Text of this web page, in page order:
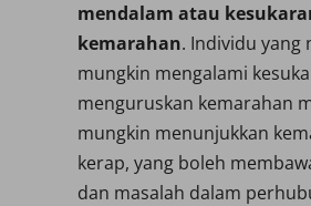
mendalam atau
kemarahan. Individu yang
mungkin mengalami
menguruskan kemarahan
mungkin menunjukkan
kerap, yang boleh
dan masalah dalam